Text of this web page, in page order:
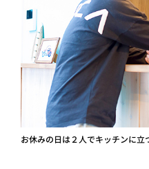
お休みの日は２人でキッチンに立